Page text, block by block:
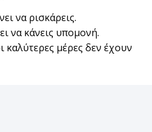
να ρισκάρεις.
να κάνεις υπομονή.
καλύτερες μέρες δεν έχουν